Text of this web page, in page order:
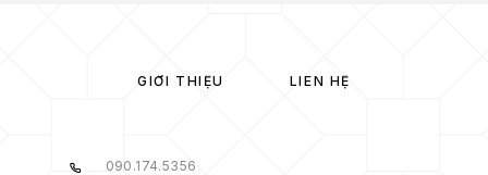
GIỚI THIỆU LIÊN HỆ
090.174.5356